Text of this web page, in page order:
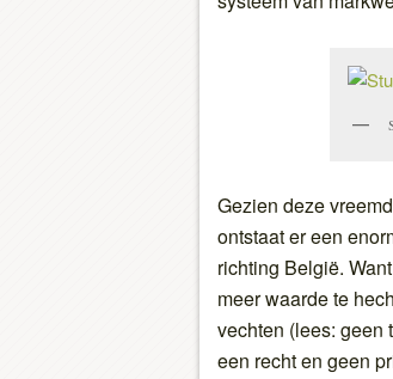
Gezien deze
ontstaat er een
richting België.
meer waarde te
vechten (lees: geen
een recht en geen